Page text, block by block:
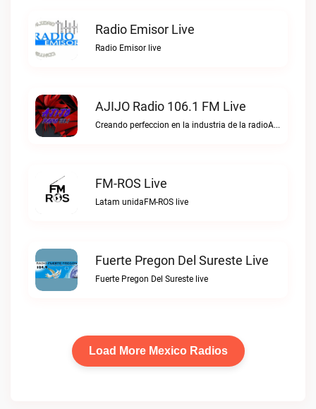
Radio Emisor Live
Radio Emisor live
AJIJO Radio 106.1 FM Live
Creando perfeccion en la industria de la radioAJIJO Radio 106.1 FM live
FM-ROS Live
Latam unidaFM-ROS live
Fuerte Pregon Del Sureste Live
Fuerte Pregon Del Sureste live
Load More Mexico Radios